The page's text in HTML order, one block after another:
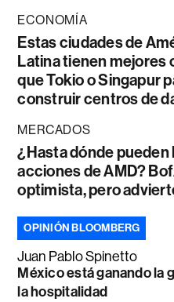
ECONOMÍA
Estas ciudades de
Latina tienen mejores
que Tokio o Singapur
construir centros de
MERCADOS
¿Hasta dónde pueden
acciones de AMD?
optimista, pero
OPINIÓN BLOOMBERG
Juan Pablo Spinetto
México está ganando la
la hospitalidad